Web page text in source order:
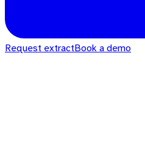
Request extractBook a demo